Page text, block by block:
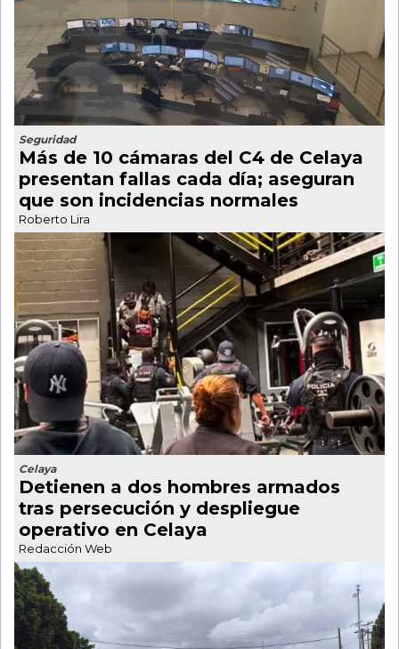
Seguridad
Más de 10 cámaras del C4 de Celaya
presentan fallas cada día; aseguran
que son incidencias normales
Roberto Lira
Celaya
Detienen a dos hombres armados
tras persecución y despliegue
operativo en Celaya
Redacción Web